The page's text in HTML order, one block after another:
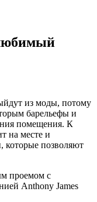
из моды, потому
барельефы и
помещения. К
на месте и
которые позволяют
проемом с
Anthony James